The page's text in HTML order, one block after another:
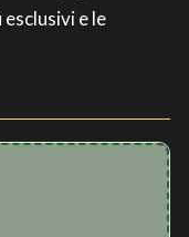
e le